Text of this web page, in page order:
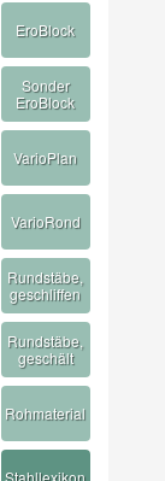
EroBlock
Sonder
EroBlock
VarioPlan
VarioRond
Rundstäbe,
geschliffen
Rundstäbe,
geschält
Rohmaterial
Stahllexikon